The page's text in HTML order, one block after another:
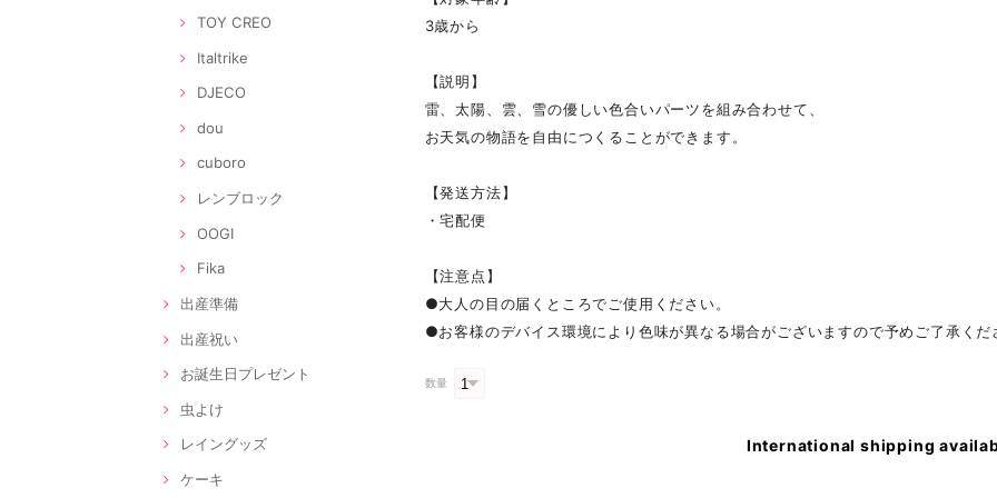
TOY CREO
Italtrike
DJECO
dou
cuboro
レンブロック
OOGI
Fika
出産準備
出産祝い
お誕生日プレゼント
虫よけ
レイングッズ
ケーキ
3歳から
【説明】
雷、太陽、雲、雪の優しい色合いパーツを組み合わせて、
お天気の物語を自由につくることができます。
【発送方法】
・宅配便
【注意点】
●大人の目の届くところでご使用ください。
●お客様のデバイス環境により色味が異なる場合がございますので予めご了承くだ
数量
International shipping